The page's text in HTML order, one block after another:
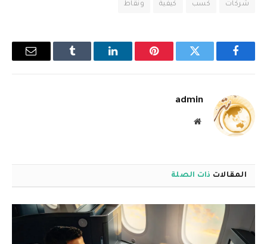
شركات كسب كيفية ونقاط
فيسبوك تويتر بينتيريستلينكدإن Tumblr
البريد
admin
موقع
المقالات ذات الصلة